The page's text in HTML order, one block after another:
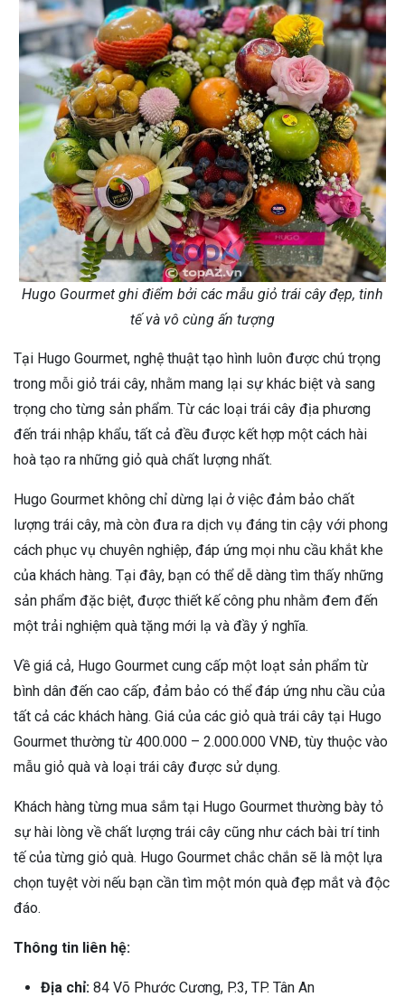
Hugo Gourmet ghi điểm bởi các mẫu giỏ trái cây đẹp, tinh
tế và vô cùng ấn tượng
Tại Hugo Gourmet, nghệ thuật tạo hình luôn được chú trọng
trong mỗi giỏ trái cây, nhằm mang lại sự khác biệt và sang
trọng cho từng sản phẩm. Từ các loại trái cây địa phương
đến trái nhập khẩu, tất cả đều được kết hợp một cách hài
hoà tạo ra những giỏ quà chất lượng nhất.
Hugo Gourmet không chỉ dừng lại ở việc đảm bảo chất
lượng trái cây, mà còn đưa ra dịch vụ đáng tin cậy với phong
cách phục vụ chuyên nghiệp, đáp ứng mọi nhu cầu khắt khe
của khách hàng. Tại đây, bạn có thể dễ dàng tìm thấy những
sản phẩm đặc biệt, được thiết kế công phu nhằm đem đến
một trải nghiệm quà tặng mới lạ và đầy ý nghĩa.
Về giá cả, Hugo Gourmet cung cấp một loạt sản phẩm từ
bình dân đến cao cấp, đảm bảo có thể đáp ứng nhu cầu của
tất cả các khách hàng. Giá của các giỏ quà trái cây tại Hugo
Gourmet thường từ 400.000 – 2.000.000 VNĐ, tùy thuộc vào
mẫu giỏ quà và loại trái cây được sử dụng.
Khách hàng từng mua sắm tại Hugo Gourmet thường bày tỏ
sự hài lòng về chất lượng trái cây cũng như cách bài trí tinh
tế của từng giỏ quà. Hugo Gourmet chắc chắn sẽ là một lựa
chọn tuyệt vời nếu bạn cần tìm một món quà đẹp mắt và độc
đáo.
Thông tin liên hệ:
Địa chỉ: 84 Võ Phước Cương, P.3, TP. Tân An